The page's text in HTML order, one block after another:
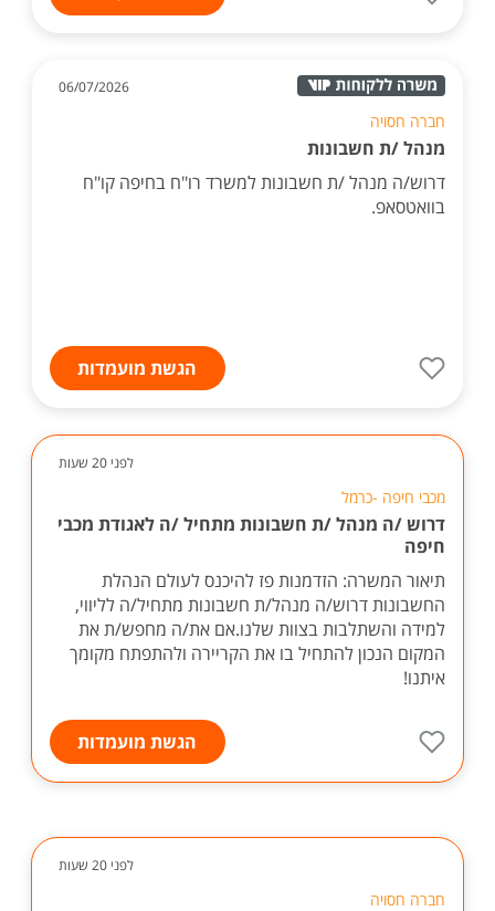
06/07/2026
חברה חסויה
מנהל /ת חשבונות
דרוש/ה מנהל /ת חשבונות למשרד רו"ח בחיפה קו"ח
בוואטסאפ.
הגשת מועמדות
לפני 20 שעות
מכבי חיפה -כרמל
דרוש /ה מנהל /ת חשבונות מתחיל /ה לאגודת מכבי
חיפה
תיאור המשרה: הזדמנות פז להיכנס לעולם הנהלת
החשבונות דרוש/ה מנהל/ת חשבונות מתחיל/ה לליווי,
למידה והשתלבות בצוות שלנו.אם את/ה מחפש/ת את
המקום הנכון להתחיל בו את הקריירה ולהתפתח מקומך
איתנו!
הגשת מועמדות
לפני 20 שעות
חברה חסויה